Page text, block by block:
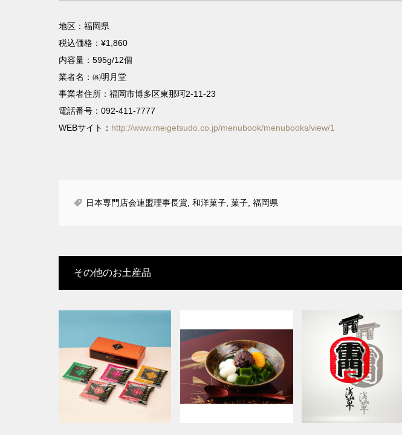
地区：福岡県
税込価格：¥1,860
内容量：595g/12個
業者名：㈱明月堂
事業者住所：福岡市博多区東那珂2-11-23
電話番号：092-411-7777
WEBサイト： http://www.meigetsudo.co.jp/menubook/menubooks/view/1
日本専門店会連盟理事長賞 和洋菓子 菓子 福岡県
その他のお土産品